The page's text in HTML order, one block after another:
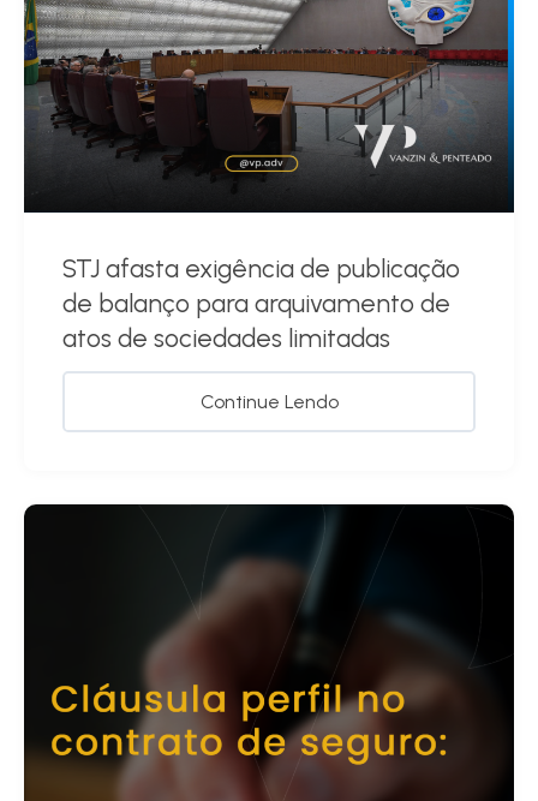
STJ afasta exigência de publicação
de balanço para arquivamento de
atos de sociedades limitadas
Continue Lendo